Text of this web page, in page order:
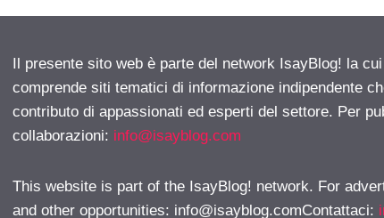
Il presente sito web è parte del network IsayBlog! la
comprende siti tematici di informazione indipendente
contributo di appassionati ed esperti del settore. Per
collaborazioni: info@isayblog.com
This website is part of the IsayBlog! network. For
and other opportunities: info@isayblog.comContattaci: